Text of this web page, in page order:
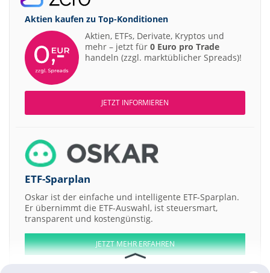
Aktien kaufen zu Top-Konditionen
Aktien, ETFs, Derivate, Kryptos und
mehr – jetzt für 0 Euro pro Trade
handeln (zzgl. marktüblicher Spreads)!
JETZT INFORMIEREN
ETF-Sparplan
Oskar ist der einfache und intelligente ETF-Sparplan.
Er übernimmt die ETF-Auswahl, ist steuersmart,
transparent und kostengünstig.
JETZT MEHR ERFAHREN